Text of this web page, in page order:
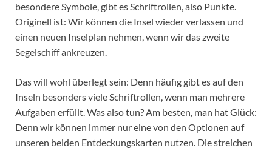
besondere Symbole, gibt es Schriftrollen, also Punkte.
Originell ist: Wir können die Insel wieder verlassen und
einen neuen Inselplan nehmen, wenn wir das zweite
Segelschiff ankreuzen.
Das will wohl überlegt sein: Denn häufig gibt es auf den
Inseln besonders viele Schriftrollen, wenn man mehrere
Aufgaben erfüllt. Was also tun? Am besten, man hat Glück:
Denn wir können immer nur eine von den Optionen auf
unseren beiden Entdeckungskarten nutzen. Die streichen